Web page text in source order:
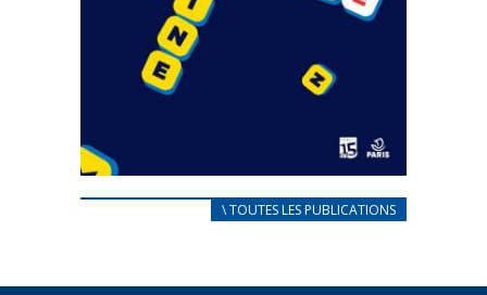
CARNET D’ACCUEIL
Afin d’accompagner au mieux les réfugiés
\ TOUTES LES PUBLICATIONS